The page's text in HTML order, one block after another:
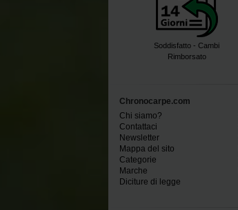
Soddisfatto - Cambi
Rimborsato
Chronocarpe.com
Chi siamo?
Contattaci
Newsletter
Mappa del sito
Categorie
Marche
Diciture di legge